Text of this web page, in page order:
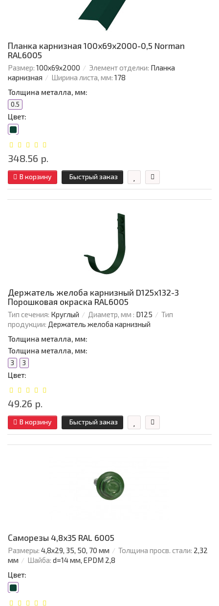
Планка карнизная 100х69х2000-0,5 Norman
RAL6005
Размер: 100х69х2000 Элемент отделки: Планка
карнизная
Ширина листа, мм: 178
Толщина металла, мм:
0.5
Цвет:
348.56 р.
В корзину Быстрый заказ
Держатель желоба карнизный D125х132-3
Порошковая окраска RAL6005
Тип сечения: Круглый Диаметр, мм : D125
Тип
продукции: Держатель желоба карнизный
Толщина металла, мм:
Толщина металла, мм:
3 3
Цвет:
49.26 р.
В корзину Быстрый заказ
Саморезы 4,8х35 RAL 6005
Размеры: 4,8х29, 35, 50, 70 мм Толщина просв. стали: 2,32
мм
Шайба: d=14 мм, EPDM 2,8
Цвет: